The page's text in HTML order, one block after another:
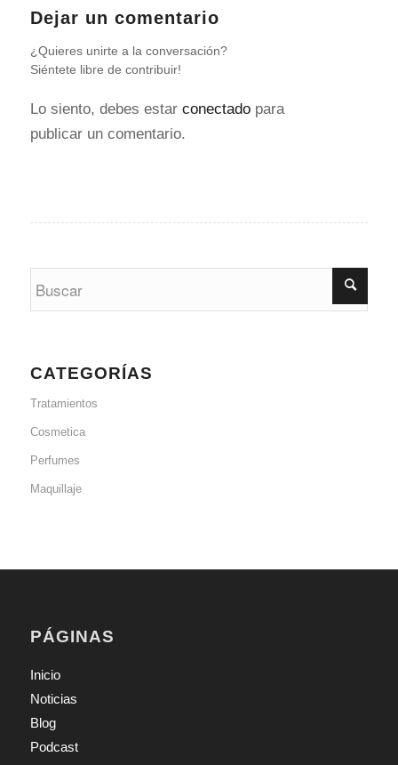
Dejar un comentario
¿Quieres unirte a la conversación?
Siéntete libre de contribuir!
Lo siento, debes estar conectadopara
publicar un comentario.
CATEGORÍAS
Tratamientos
Cosmetica
Perfumes
Maquillaje
PÁGINAS
Inicio
Noticias
Blog
Podcast